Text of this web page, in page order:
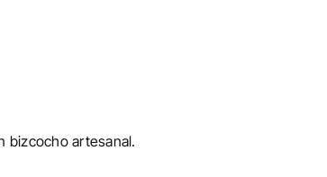
bizcocho artesanal.